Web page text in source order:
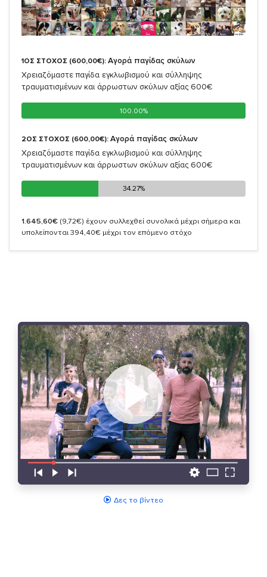
1ΟΣ ΣΤΟΧΟΣ (600,00€): Αγορά παγίδας σκύλων
Χρειαζόμαστε παγίδα εγκλωβισμού και σύλληψης
τραυματισμένων και άρρωστων σκύλων αξίας 600€
100.00%
100.00%
2ΟΣ ΣΤΟΧΟΣ (600,00€): Αγορά παγίδας σκύλων
Χρειαζόμαστε παγίδα εγκλωβισμού και σύλληψης
τραυματισμένων και άρρωστων σκύλων αξίας 600€
34.27%
34.27%
1.645,60€ (9,72€) έχουν συλλεχθεί συνολικά μέχρι σήμερα και
υπολείπονται 394,40€ μέχρι τον επόμενο στόχο
Δες το βίντεο